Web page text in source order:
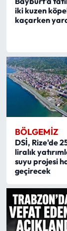
iki kuzen
kaçarken
BÖLGEMIZ
DSİ, Rize'de
liralık
suyu projesi
geçirecek